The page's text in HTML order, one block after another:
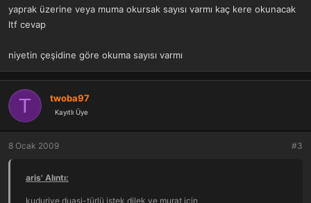
yaprak üzerine veya muma okursak sayısı varmı kaç kere okunacak
ltf cevap
niyetin çeşidine göre okuma sayısı varmı
T twoba97
Kayıtlı Üye
8 Ocak 2009 #3
aris' Alıntı:
kuduriye duasi-türlü istek,dilek ve murat için